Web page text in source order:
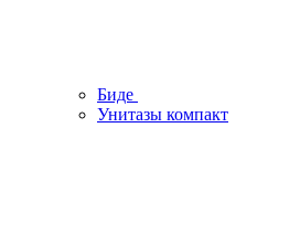
Биде
Унитазы компакт